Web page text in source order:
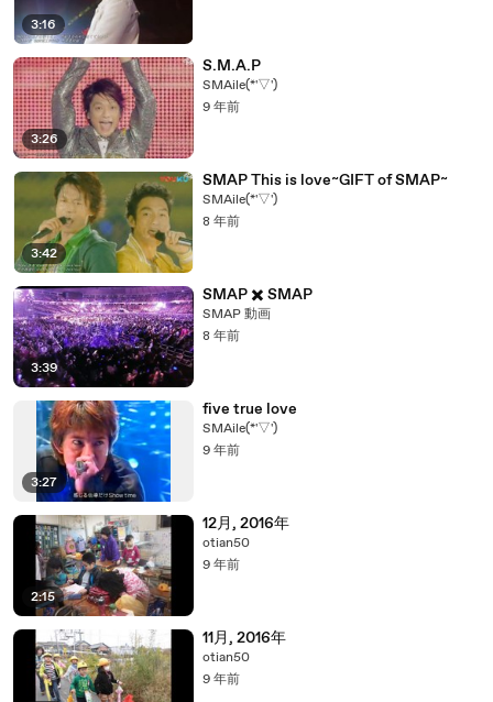
3:16
3:26
S.M.A.P
SMAile(*'▽')
9 年前
3:42
SMAP This is love~GIFT of SMAP~
SMAile(*'▽')
8 年前
3:39
SMAP ✖️ SMAP
SMAP 動画
8 年前
3:27
five true love
SMAile(*'▽')
9 年前
2:15
12月, 2016年
otian50
9 年前
11月, 2016年
otian50
9 年前